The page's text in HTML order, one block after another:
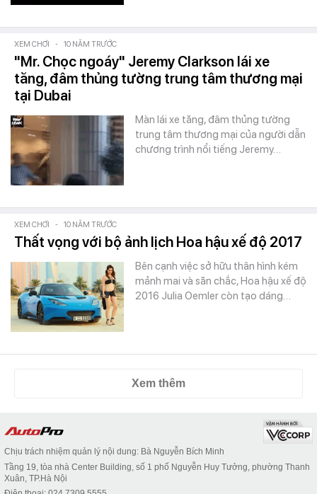
XEM CHƠI - 10 NĂM TRƯỚC
"Mr. Chọc ngoáy" Jeremy Clarkson lái xe
tăng, đâm thủng tường trung tâm thương mại
tại Dubai
Màn lái xe tăng, đâm thủng tường
trung tâm thương mại của người dẫn
chương trình nổi tiếng Jeremy…
XEM CHƠI - 10 NĂM TRƯỚC
Thất vọng với bộ ảnh lịch Hoa hậu xế độ 2017
Bên cạnh việc sở hữu thân hình kém
mảnh mai và săn chắc, Hoa hậu xế độ
2016 Julia Oemler còn tạo dáng…
Xem thêm
Chịu trách nhiệm quản lý nội dung: Bà Nguyễn Bích Minh
Tầng 19, tòa nhà Center Building, số 1 phố Nguyễn Huy Tưởng, phường Thanh
Xuân, TP.Hà Nội